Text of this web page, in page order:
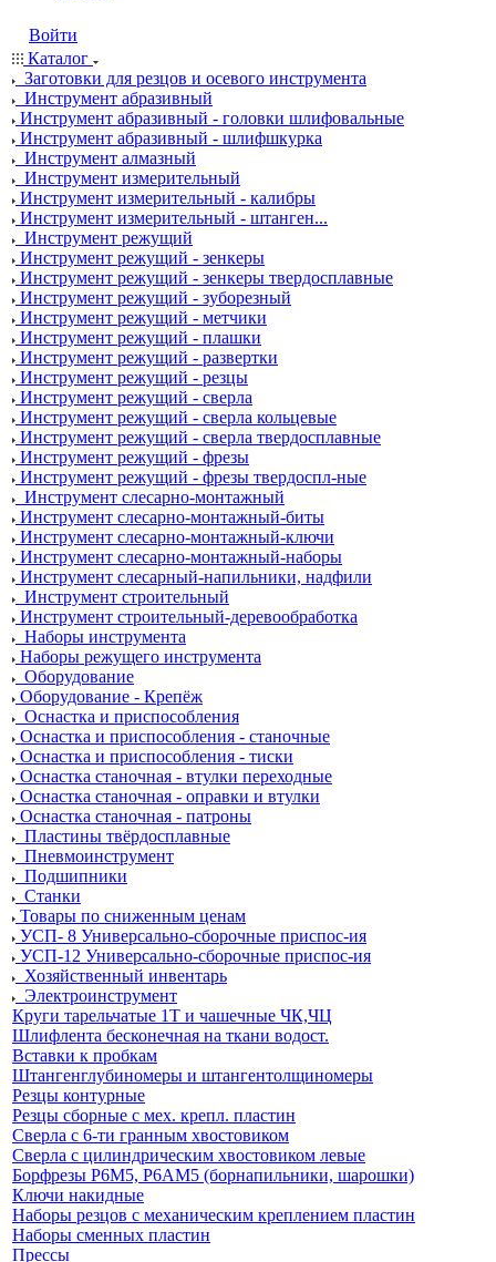
Войти
Каталог
Заготовки для резцов и осевого инструмента
Инструмент абразивный
Инструмент абразивный - головки шлифовальные
Инструмент абразивный - шлифшкурка
Инструмент алмазный
Инструмент измерительный
Инструмент измерительный - калибры
Инструмент измерительный - штанген...
Инструмент режущий
Инструмент режущий - зенкеры
Инструмент режущий - зенкеры твердосплавные
Инструмент режущий - зуборезный
Инструмент режущий - метчики
Инструмент режущий - плашки
Инструмент режущий - развертки
Инструмент режущий - резцы
Инструмент режущий - сверла
Инструмент режущий - сверла кольцевые
Инструмент режущий - сверла твердосплавные
Инструмент режущий - фрезы
Инструмент режущий - фрезы твердоспл-ные
Инструмент слесарно-монтажный
Инструмент слесарно-монтажный-биты
Инструмент слесарно-монтажный-ключи
Инструмент слесарно-монтажный-наборы
Инструмент слесарный-напильники, надфили
Инструмент строительный
Инструмент строительный-деревообработка
Наборы инструмента
Наборы режущего инструмента
Оборудование
Оборудование - Крепёж
Оснастка и приспособления
Оснастка и приспособления - станочные
Оснастка и приспособления - тиски
Оснастка станочная - втулки переходные
Оснастка станочная - оправки и втулки
Оснастка станочная - патроны
Пластины твёрдосплавные
Пневмоинструмент
Подшипники
Станки
Товары по сниженным ценам
УСП- 8 Универсально-сборочные приспос-ия
УСП-12 Универсально-сборочные приспос-ия
Хозяйственный инвентарь
Электроинструмент
Круги тарельчатые 1Т и чашечные ЧК,ЧЦ
Шлифлента бесконечная на ткани водост.
Вставки к пробкам
Штангенглубиномеры и штангентолщиномеры
Резцы контурные
Резцы сборные с мех. крепл. пластин
Сверла с 6-ти гранным хвостовиком
Сверла с цилиндрическим хвостовиком левые
Борфрезы Р6М5, Р6АМ5 (борнапильники, шарошки)
Ключи накидные
Наборы резцов с механическим креплением пластин
Наборы сменных пластин
Прессы